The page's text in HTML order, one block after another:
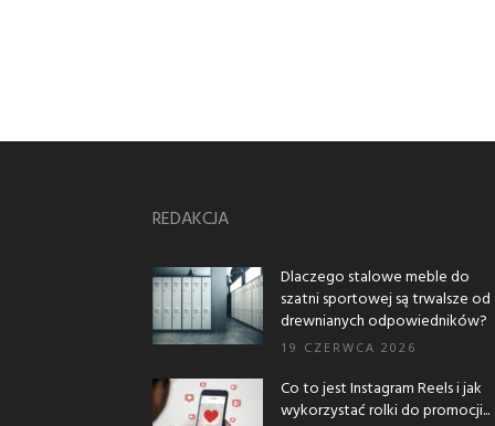
REDAKCJA
Dlaczego stalowe meble do
szatni sportowej są trwalsze od
drewnianych odpowiedników?
19 CZERWCA 2026
Co to jest Instagram Reels i jak
wykorzystać rolki do promocji...